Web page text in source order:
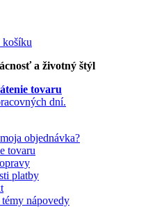
košíku
a životný štýl
tovaru
dní.
objednávka?
tovaru
platby
nápovedy